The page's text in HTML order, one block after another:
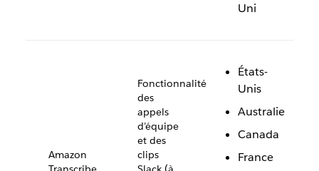
Uni
Amazon
Fonctionnalité
des
appels
d’équipe
et des
clips
États-
Unis
Australie
Canada
France